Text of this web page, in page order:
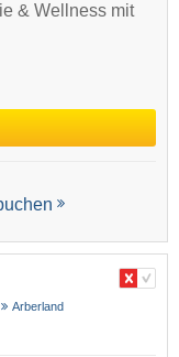
& Wellness mit
Arberland